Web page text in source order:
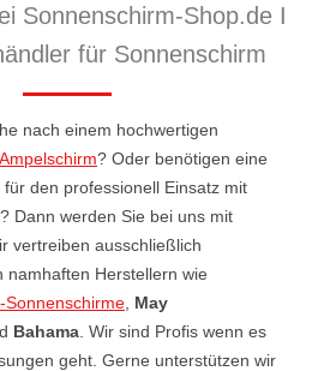
Sonnenschirm-Shop.de I
für Sonnenschirm
nach einem hochwertigen
Ampelschirm? Oder benötigen eine
den professionell Einsatz mit
? Dann werden Sie bei uns mit
vertreiben ausschließlich
namhaften Herstellern wie
Sonnenschirme May
Bahama . Wir sind Profis wenn es
geht. Gerne unterstützen wir